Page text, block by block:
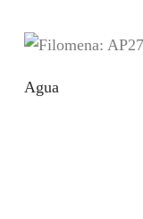
Agua